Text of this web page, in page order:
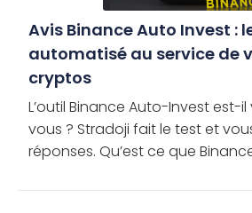
Avis Binance Auto Invest :
automatisé au service de
cryptos
L’outil Binance Auto-Invest est-
vous ? Stradoji fait le test et
réponses. Qu’est ce que